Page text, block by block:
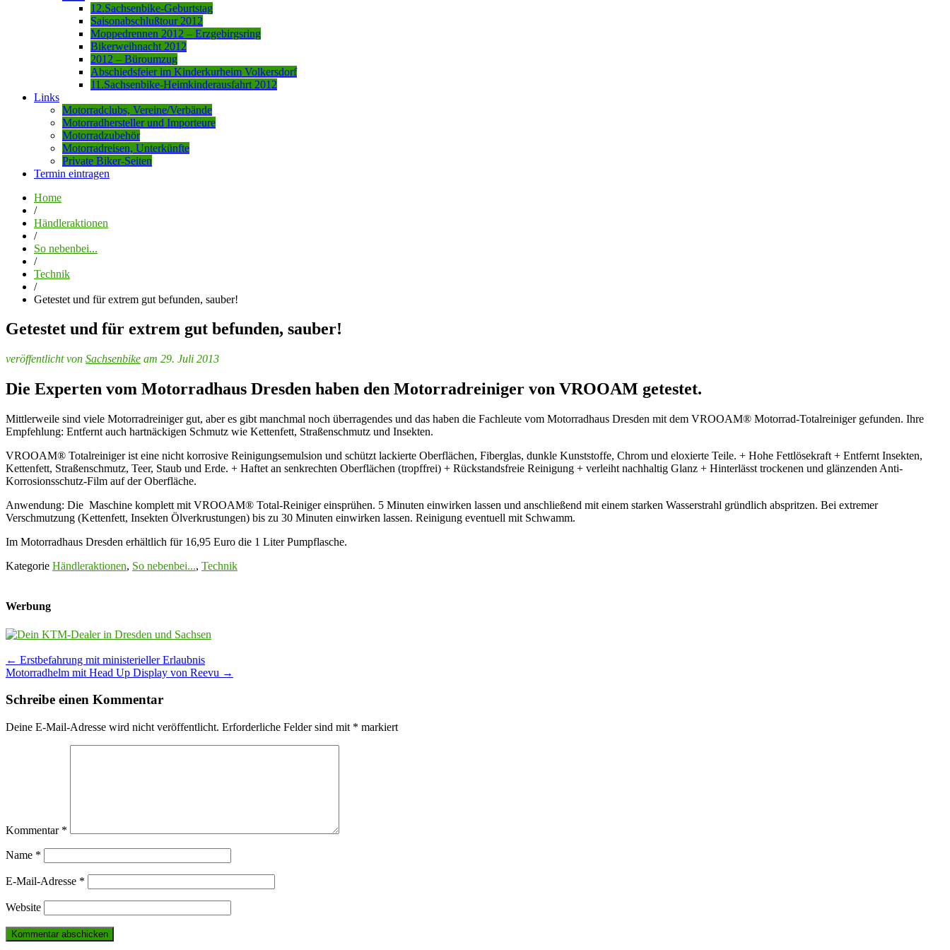
12.Sachsenbike-Geburtstag
Saisonabschlußtour 2012
Moppedrennen 2012 – Erzgebirgsring
Bikerweihnacht 2012
2012 – Büroumzug
Abschiedsfeier im Kinderkurheim Volkersdorf
11.Sachsenbike-Heimkinderausfahrt 2012
Links
Motorradclubs, Vereine/Verbände
Motorradhersteller und Importeure
Motorradzubehör
Motorradreisen, Unterkünfte
Private Biker-Seiten
Termin eintragen
Home
/
Händleraktionen
/
So nebenbei...
/
Technik
/
Getestet und für extrem gut befunden, sauber!
Getestet und für extrem gut befunden, sauber!
veröffentlicht von Sachsenbike am 29. Juli 2013
Die Experten vom Motorradhaus Dresden haben den Motorradreiniger von VROOAM getestet.
Mittlerweile sind viele Motorradreiniger gut, aber es gibt manchmal noch überragendes und das haben die Fachleute vom Motorradhaus Dresden mit dem VROOAM® Motorrad-Totalreiniger gefunden. Ihre
Empfehlung: Entfernt auch hartnäckigen Schmutz wie Kettenfett, Straßenschmutz und Insekten.
VROOAM® Totalreiniger ist eine nicht korrosive Reinigungsemulsion und schützt lackierte Oberflächen, Fiberglas, dunkle Kunststoffe, Chrom und eloxierte Teile. + Hohe Fettlösekraft + Entfernt Insekten,
Kettenfett, Straßenschmutz, Teer, Staub und Erde. + Haftet an senkrechten Oberflächen (tropffrei) + Rückstandsfreie Reinigung + verleiht nachhaltig Glanz + Hinterlässt trockenen und glänzenden Anti-
Korrosionsschutz-Film auf der Oberfläche.
Anwendung: Die Maschine komplett mit VROOAM® Total-Reiniger einsprühen. 5 Minuten einwirken lassen und anschließend mit einem starken Wasserstrahl gründlich abspritzen. Bei extremer
Verschmutzung (Kettenfett, Insekten Ölverkrustungen) bis zu 30 Minuten einwirken lassen. Reinigung eventuell mit Schwamm.
Im Motorradhaus Dresden erhältlich für 16,95 Euro die 1 Liter Pumpflasche.
Kategorie Händleraktionen, So nebenbei..., Technik
Werbung
Post
navigation
← Erstbefahrung mit ministerieller Erlaubnis
Motorradhelm mit Head Up Display von Reevu →
Schreibe einen Kommentar
Deine E-Mail-Adresse wird nicht veröffentlicht. Erforderliche Felder sind mit * markiert
Kommentar *
Name *
E-Mail-Adresse *
Website